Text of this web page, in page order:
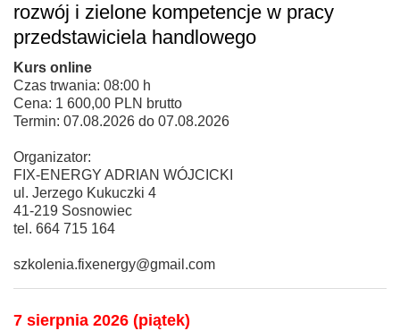
rozwój i zielone kompetencje w pracy
przedstawiciela handlowego
Kurs online
Czas trwania: 08:00 h
Cena: 1 600,00 PLN brutto
Termin: 07.08.2026 do 07.08.2026
Organizator:
FIX-ENERGY ADRIAN WÓJCICKI
ul. Jerzego Kukuczki 4
41-219 Sosnowiec
tel. 664 715 164
szkolenia.fixenergy@gmail.com
7 sierpnia 2026 (piątek)